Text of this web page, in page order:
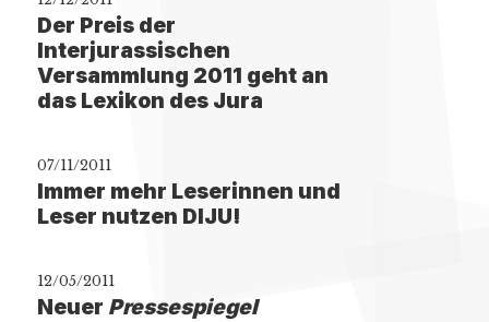
Der Preis der
Interjurassischen
Versammlung 2011 geht an
das Lexikon des Jura
07/11/2011
Immer mehr Leserinnen und
Leser nutzen DIJU!
12/05/2011
Neuer Pressespiegel